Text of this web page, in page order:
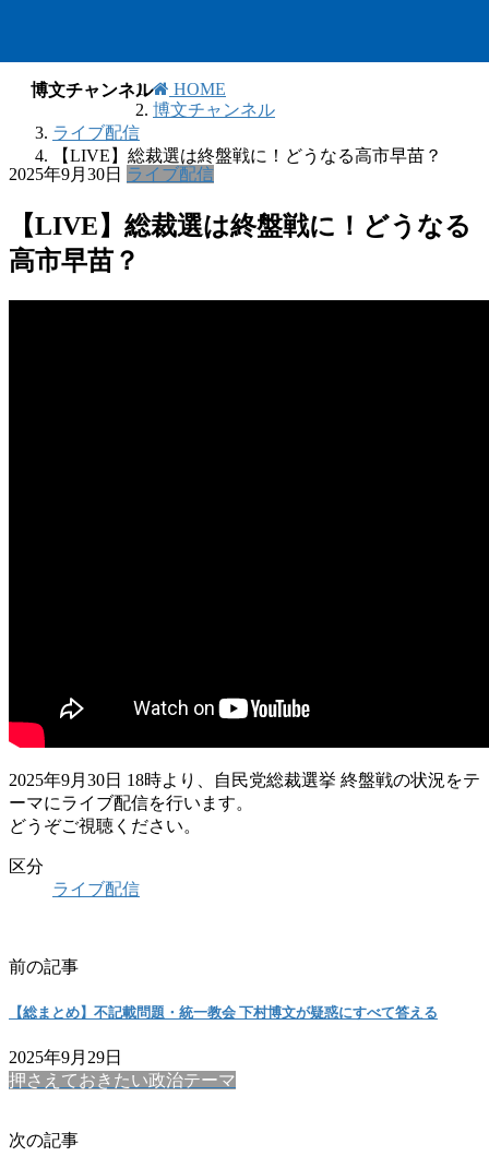
博文チャンネル
HOME
博文チャンネル
ライブ配信
【LIVE】総裁選は終盤戦に！どうなる高市早苗？
2025年9月30日 ライブ配信
【LIVE】総裁選は終盤戦に！どうなる
高市早苗？
2025年9月30日 18時より、自民党総裁選挙 終盤戦の状況をテ
ーマにライブ配信を行います。
どうぞご視聴ください。
区分
ライブ配信
前の記事
【総まとめ】不記載問題・統一教会 下村博文が疑惑にすべて答える
2025年9月29日
押さえておきたい政治テーマ
次の記事